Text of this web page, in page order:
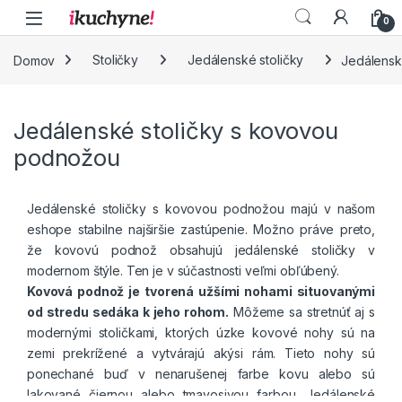
Skip to navigation
Skip to content
0
Domov Stoličky Jedálenské stoličky
Jedálenské stoličky s kovovou
podnožou
Jedálenské stoličky s kovovou podnožou majú v našom
eshope stabilne najširšie zastúpenie. Možno práve preto,
že kovovú podnož obsahujú jedálenské stoličky v
modernom štýle. Ten je v súčastnosti veľmi obľúbený.
Kovová podnož je tvorená užšími nohami situovanými
od stredu sedáka k jeho rohom. Môžeme sa stretnúť aj s
modernými stoličkami, ktorých úzke kovové nohy sú na
zemi prekrížené a vytvárajú akýsi rám. Tieto nohy sú
ponechané buď v nenarušenej farbe kovu alebo sú
lakované čiernou alebo tmavosivou farbou. Jedálenské